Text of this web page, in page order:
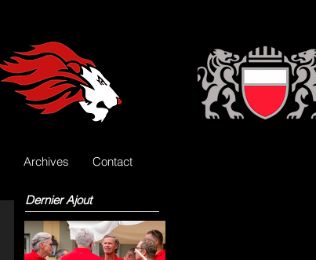
Archives Contact
Dernier Ajout